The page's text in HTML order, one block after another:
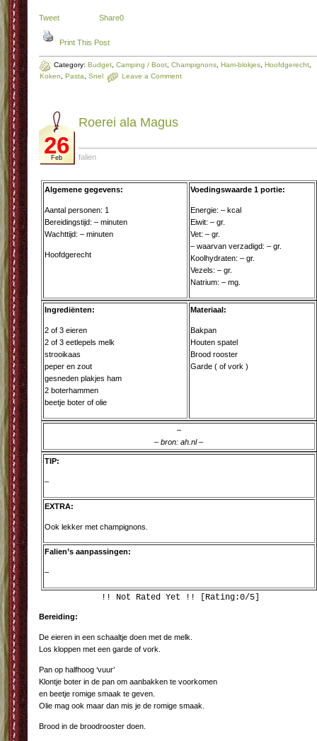
Tweet Share0
Print This Post
Category: Budget Camping / Boot Champignons Ham-blokjes Hoofdgerecht
Koken
Pasta Snel Leave a Comment
26
Feb
Roerei ala Magus
falien
Algemene gegevens:
Aantal personen: 1
Bereidingstijd: – minuten
Wachttijd: – minuten
Hoofdgerecht
Voedingswaarde 1 portie:
Energie: – kcal
Eiwit: – gr.
Vet: – gr.
– waarvan verzadigd: – gr.
Koolhydraten: – gr.
Vezels: – gr.
Natrium: – mg.
Ingrediënten:
2 of 3 eieren
2 of 3 eetlepels melk
strooikaas
peper en zout
gesneden plakjes ham
2 boterhammen
beetje boter of olie
Materiaal:
Bakpan
Houten spatel
Brood rooster
Garde ( of vork )
–
– bron: ah.nl –
TIP:
–
EXTRA:
Ook lekker met champignons.
Falien’s aanpassingen:
–
!! Not Rated Yet !! [Rating:0/5]
Bereiding:
De eieren in een schaaltje doen met de melk.
Los kloppen met een garde of vork.
Pan op halfhoog ‘vuur’
Klontje boter in de pan om aanbakken te voorkomen
en beetje romige smaak te geven.
Olie mag ook maar dan mis je de romige smaak.
Brood in de broodrooster doen.